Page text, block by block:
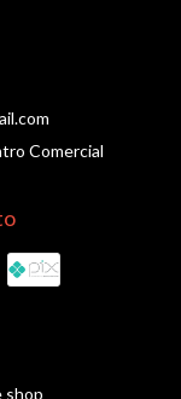
Comercial
shop